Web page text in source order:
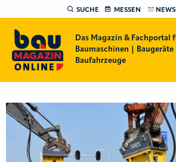
SUCHE MESSEN
Das Magazin & Fachportal
Baumaschinen | Baugeräte |
Baufahrzeuge